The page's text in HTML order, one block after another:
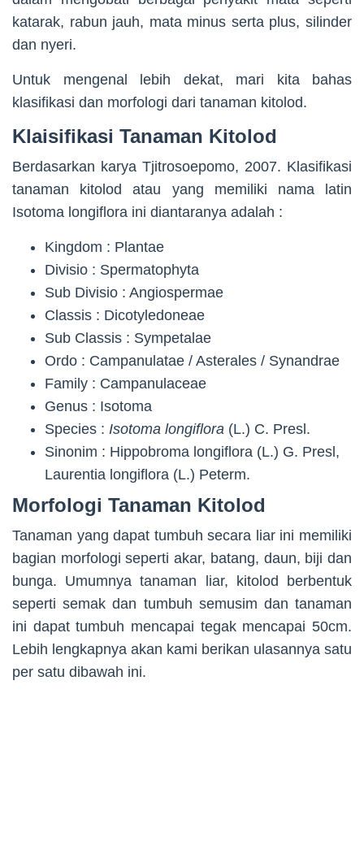
katarak, rabun jauh, mata minus serta plus, silinder
dan nyeri.
Untuk mengenal lebih dekat, mari kita bahas
klasifikasi dan morfologi dari tanaman kitolod.
Klaisifikasi Tanaman Kitolod
Berdasarkan karya Tjitrosoepomo, 2007. Klasifikasi
tanaman kitolod atau yang memiliki nama latin
Isotoma longiflora ini diantaranya adalah :
Kingdom : Plantae
Divisio : Spermatophyta
Sub Divisio : Angiospermae
Classis : Dicotyledoneae
Sub Classis : Sympetalae
Ordo : Campanulatae / Asterales / Synandrae
Family : Campanulaceae
Genus : Isotoma
Species : Isotoma longiflora (L.) C. Presl.
Sinonim : Hippobroma longiflora (L.) G. Presl,
Laurentia longiflora (L.) Peterm.
Morfologi Tanaman Kitolod
Tanaman yang dapat tumbuh secara liar ini memiliki
bagian morfologi seperti akar, batang, daun, biji dan
bunga. Umumnya tanaman liar, kitolod berbentuk
seperti semak dan tumbuh semusim dan tanaman
ini dapat tumbuh mencapai tegak mencapai 50cm.
Lebih lengkapnya akan kami berikan ulasannya satu
per satu dibawah ini.